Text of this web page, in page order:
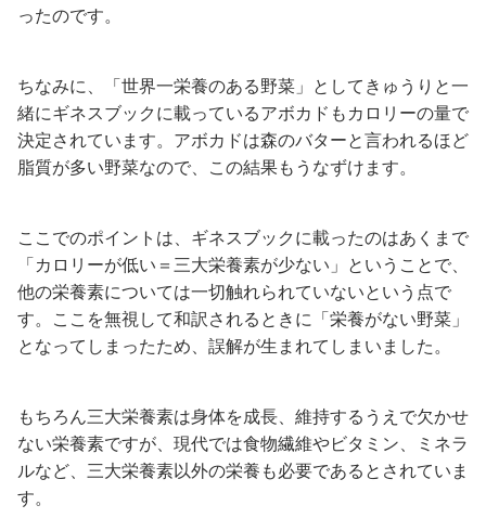
ったのです。
ちなみに、「世界一栄養のある野菜」としてきゅうりと一
緒にギネスブックに載っているアボカドもカロリーの量で
決定されています。アボカドは森のバターと言われるほど
脂質が多い野菜なので、この結果もうなずけます。
ここでのポイントは、ギネスブックに載ったのはあくまで
「カロリーが低い＝三大栄養素が少ない」ということで、
他の栄養素については一切触れられていないという点で
す。ここを無視して和訳されるときに「栄養がない野菜」
となってしまったため、誤解が生まれてしまいました。
もちろん三大栄養素は身体を成長、維持するうえで欠かせ
ない栄養素ですが、現代では食物繊維やビタミン、ミネラ
ルなど、三大栄養素以外の栄養も必要であるとされていま
す。